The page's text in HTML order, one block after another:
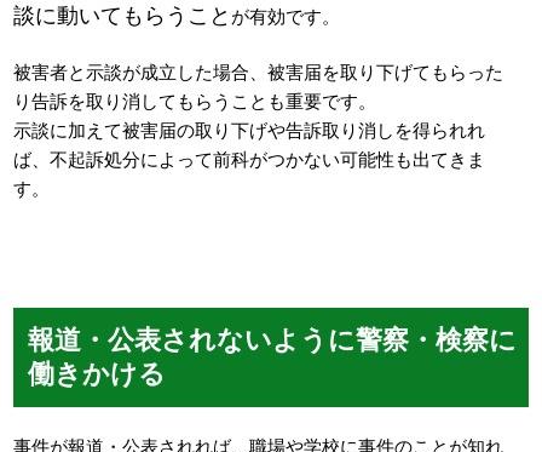
談に動いてもらうこと が有効です。
被害者と示談が成立した場合、被害届を取り下げてもらった
り告訴を取り消してもらうことも重要です。
示談に加えて被害届の取り下げや告訴取り消しを得られれ
ば、不起訴処分によって前科がつかない可能性も出てきま
す。
報道・公表されないように警察・検察に
働きかける
事件が報道・公表されれば、職場や学校に事件のことが知れ